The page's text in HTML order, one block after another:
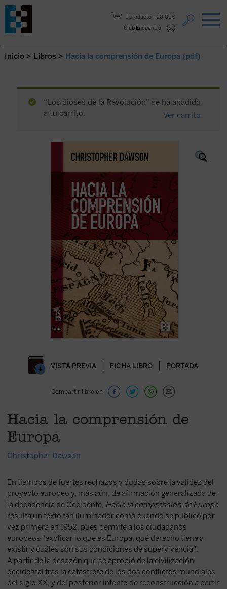
1 producto
20,00€
Club Encuentro
Saltar al contenido.
Inicio > Libros > Hacia la comprensión de Europa (pdf)
“Los dioses de la Revolución” se ha añadido
a tu carrito.
Ver carrito
VISTA PREVIA FICHA LIBRO PORTADA
Compartir libro en
Hacia la comprensión de
Europa
Christopher Dawson
En tiempos de fuertes rechazos y dudas sobre la validez del
proyecto europeo y, más aún, de afirmación generalizada de
la decadencia de Occidente, Hacia la comprensión de Europa
resulta un texto tan iluminador como cuando se publicó por
vez primera en 1952, pues permite a los ciudadanos
europeos "explicar lo que es Europa, qué derecho tiene a
existir y cuáles son sus condiciones de supervivencia".
A partir de la desazón que se apropió de la civilización
occidental tras la catástrofe de los dos conflictos mundiales
del siglo XX, y del posterior intento de reconstrucción a partir